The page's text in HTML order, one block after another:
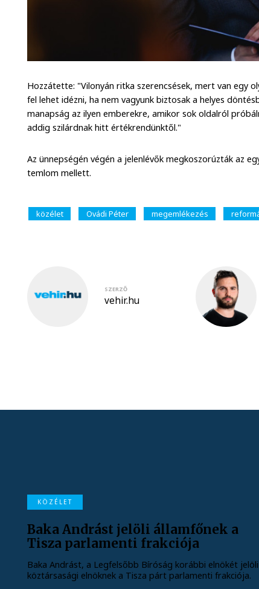
Hozzátette: "Vilonyán ritka szerencsések, mert van egy
fel lehet idézni, ha nem vagyunk biztosak a helyes
manapság az ilyen emberekre, amikor sok oldalról
addig szilárdnak hitt értékrendünktől."
Az ünnepségén végén a jelenlévők megkoszorúzták az
temlom mellett.
közélet Ovádi Péter megemlékezés
SZERZŐ
vehir.hu
KÖZÉLET
Baka Andrást jelöli államfőnek a
Tisza parlamenti frakciója
Baka Andrást, a Legfelsőbb Bíróság korábbi elnökét jelöli
köztársasági elnöknek a Tisza párt parlamenti frakciója.